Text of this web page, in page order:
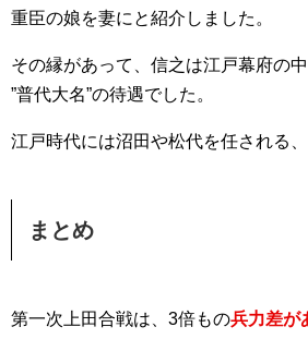
重臣の娘を妻にと紹介しました。
その縁があって、信之は江戸幕府の
”普代大名”の待遇でした。
江戸時代には沼田や松代を任される、
まとめ
第一次上田合戦は、3倍もの兵力差が